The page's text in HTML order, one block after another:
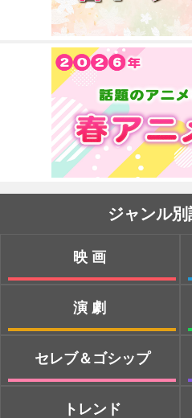
ジャンル
映画
演劇
セレブ＆ゴシップ
トレンド